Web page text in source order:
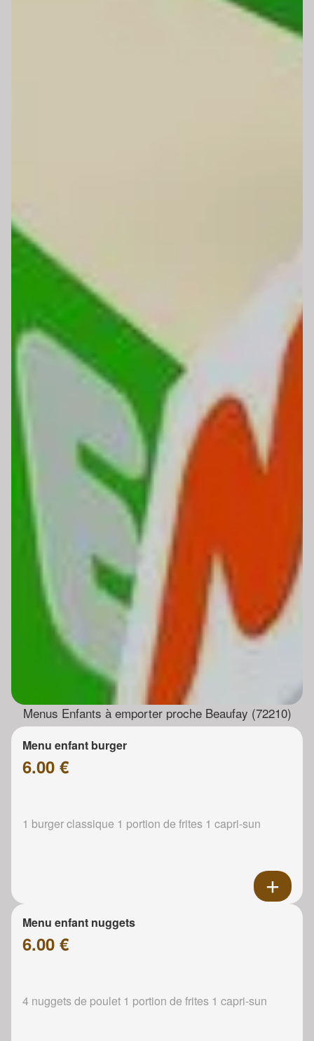
Menus Enfants à emporter proche Beaufay (72210)
Menu enfant burger
6.00 €
1 burger classique 1 portion de frites 1 capri-sun
Menu enfant nuggets
6.00 €
4 nuggets de poulet 1 portion de frites 1 capri-sun